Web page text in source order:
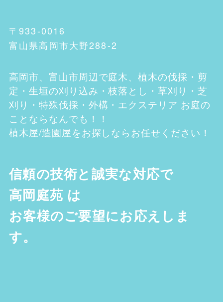
〒933-0016
富山県高岡市大野288-2
高岡市、富山市周辺で庭木、植木の伐採・剪
定・生垣の刈り込み・枝落とし・草刈り・芝
刈り・特殊伐採・外構・エクステリア お庭の
ことならなんでも！！
植木屋/造園屋をお探しならお任せください！
信頼の技術と誠実な対応で
高岡庭苑 は
お客様のご要望にお応えしま
す。